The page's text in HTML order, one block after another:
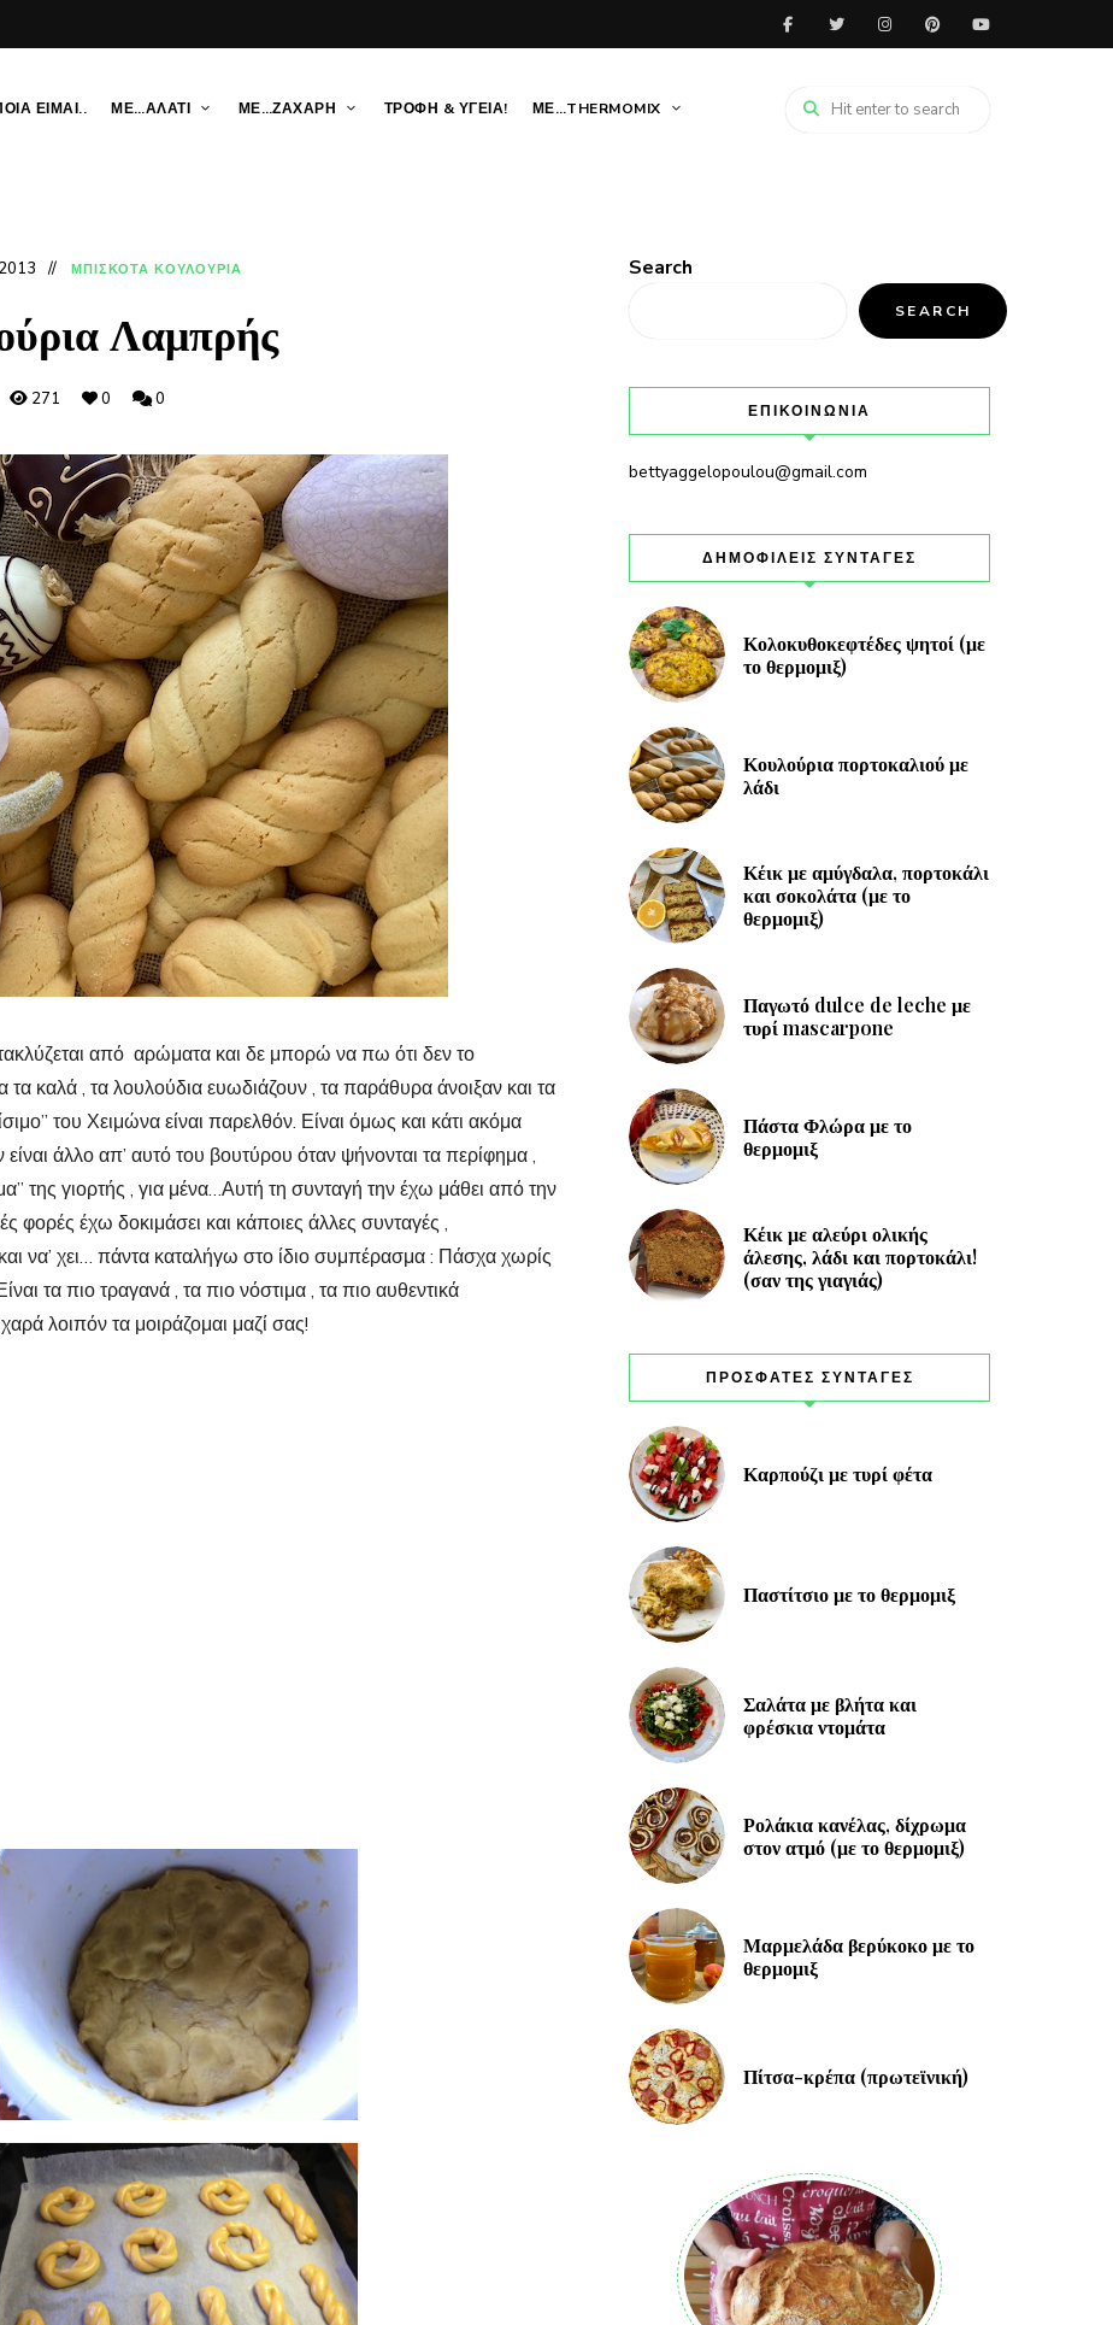
ΕΙΜΑΙ.. ΜΕ…ΑΛΑΤΙ ΜΕ…ΖΑΧΑΡΗ ΤΡΟΦΗ & ΥΓΕΙΑ! ΜΕ…THERMOMIX
ΜΠΙΣΚΟΤΑ ΚΟΥΛΟΥΡΙΑ
Λαμπρής
271 0 0
από αρώματα και δε μπορώ να πω ότι δεν το
καλά , τα λουλούδια ευωδιάζουν , τα παράθυρα άνοιξαν και τα
του Χειμώνα είναι παρελθόν. Είναι όμως και κάτι ακόμα
άλλο απ’ αυτό του βουτύρου όταν ψήνονται τα περίφημα ,
της γιορτής , για μένα…Αυτή τη συνταγή την έχω μάθει από την
έχω δοκιμάσει και κάποιες άλλες συνταγές ,
να’ χει… πάντα καταλήγω στο ίδιο συμπέρασμα : Πάσχα χωρίς
τα πιο τραγανά , τα πιο νόστιμα , τα πιο αυθεντικά
λοιπόν τα μοιράζομαι μαζί σας!
Search
SEARCH
ΕΠΙΚΟΙΝΩΝΙΑ
bettyaggelopoulou@gmail.com
ΔΗΜΟΦΙΛΕΙΣ ΣΥΝΤΑΓΕΣ
Κολοκυθοκεφτέδες ψητοί (με
το θερμομιξ)
Κουλούρια πορτοκαλιού με
λάδι
Κέικ με αμύγδαλα, πορτοκάλι
και σοκολάτα (με το
θερμομιξ)
Παγωτό dulce de leche με
τυρί mascarpone
Πάστα Φλώρα με το
θερμομιξ
Κέικ με αλεύρι ολικής
άλεσης, λάδι και πορτοκάλι!
(σαν της γιαγιάς)
ΠΡΟΣΦΑΤΕΣ ΣΥΝΤΑΓΕΣ
Καρπούζι με τυρί φέτα
Παστίτσιο με το θερμομιξ
Σαλάτα με βλήτα και
φρέσκια ντομάτα
Ρολάκια κανέλας, δίχρωμα
στον ατμό (με το θερμομιξ)
Μαρμελάδα βερύκοκο με το
θερμομιξ
Πίτσα-κρέπα (πρωτεϊνική)